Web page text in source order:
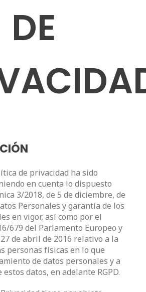
DE
de privacidad ha sido
en cuenta lo dispuesto
3/2018, de 5 de diciembre, de
Personales y garantía de los
en vigor, así como por el
679 del Parlamento Europeo y
de abril de 2016 relativo a la
personas físicas en lo que
de datos personales y a
datos, en adelante RGPD.